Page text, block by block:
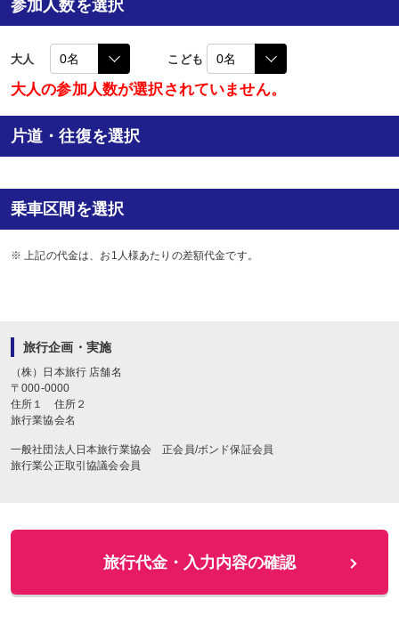
参加人数を選択
大人 こども
大人の参加人数が選択されていません。
片道・往復を選択
乗車区間を選択
※ 上記の代金は、お1人様あたりの差額代金です。
旅行企画・実施
（株）日本旅行 店舗名
〒000-0000
住所１
住所２
旅行業協会名
一般社団法人日本旅行業協会 正会員/ボンド保証会員
旅行業公正取引協議会会員